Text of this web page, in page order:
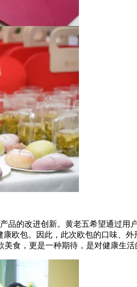
的改进创新。黄老五希望通过用
欧包。因此，此次欧包的口味、
食，更是一种期待，是对健康生活